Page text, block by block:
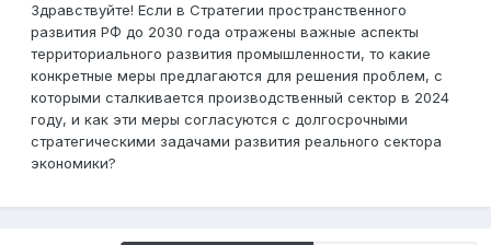
Здравствуйте! Если в Стратегии пространственного
развития РФ до 2030 года отражены важные аспекты
территориального развития промышленности, то какие
конкретные меры предлагаются для решения проблем, с
которыми сталкивается производственный сектор в 2024
году, и как эти меры согласуются с долгосрочными
стратегическими задачами развития реального сектора
экономики?